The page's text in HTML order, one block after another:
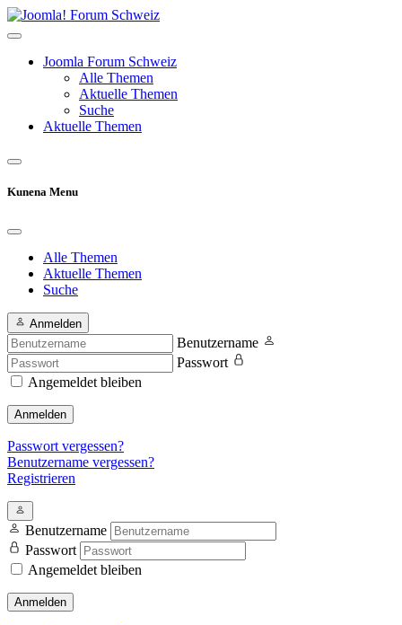
Joomla Forum Schweiz
Alle Themen
Aktuelle Themen
Suche
Aktuelle Themen
Kunena Menu
Alle Themen
Aktuelle Themen
Suche
Anmelden
Benutzername
Passwort
Angemeldet bleiben
Anmelden
Passwort vergessen?
Benutzername vergessen?
Registrieren
Benutzername
Passwort
Angemeldet bleiben
Anmelden